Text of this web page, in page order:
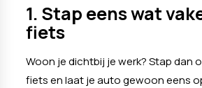
1. Stap eens wat
fiets
Woon je dichtbij je werk? Stap dan
fiets en laat je auto gewoon eens